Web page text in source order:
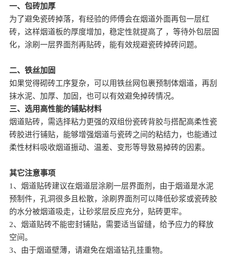
一、包砖加厚
为了避免瓷砖掉落，有经验的师傅会在烟道外面再包一层红
砖，这样烟道板的厚度增加，稳定性就提高了 ，等待外包层固
化，涂刷一层界面剂再贴砖，能有效规避瓷砖掉砖问题。
二、铁丝加固
如果觉得砌砖工序复杂，可以用铁丝网包裹预制体烟道，再刮
抹水泥、加厚、加固，也可以有效避免掉砖情况。
三、选用高性能的铺贴材料
烟道贴砖，需选择粘力更强的双组份瓷砖背胶与搭配高柔性瓷
砖胶进行铺贴，能够增强烟道与瓷砖之间的粘结力，也能通过
柔性材料吸收烟道振动、温差、变形等导致易掉砖的因素。
其它注意事项
1、烟道贴砖建议在烟道层涂刷一层界面剂，由于烟道是水泥
预制件，孔洞很多且松散，涂刷界面剂可以降低砂浆或瓷砖胶
的水分被烟道吸走，让砂浆层反应充分，贴砖更牢。
2、烟道贴砖不能密封铺贴，需要适当留缝，给予应力的释放
空间。
3、由于烟道壁薄，请避免在烟道钻孔挂重物。